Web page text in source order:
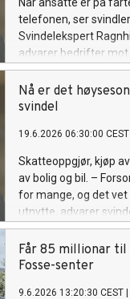
telefonen, ser
Svindelekspert
advarer bedrifter
fra banken eller
Nå er det
svindel
19.6.2026 06:30:00 CEST
Skatteoppgjør, kjøp
av bolig og bil. –
for mange, og det vet
utnytte, advarer
Får 85 millionar til
Fosse-senter
9.6.2026 13:20:30 CEST